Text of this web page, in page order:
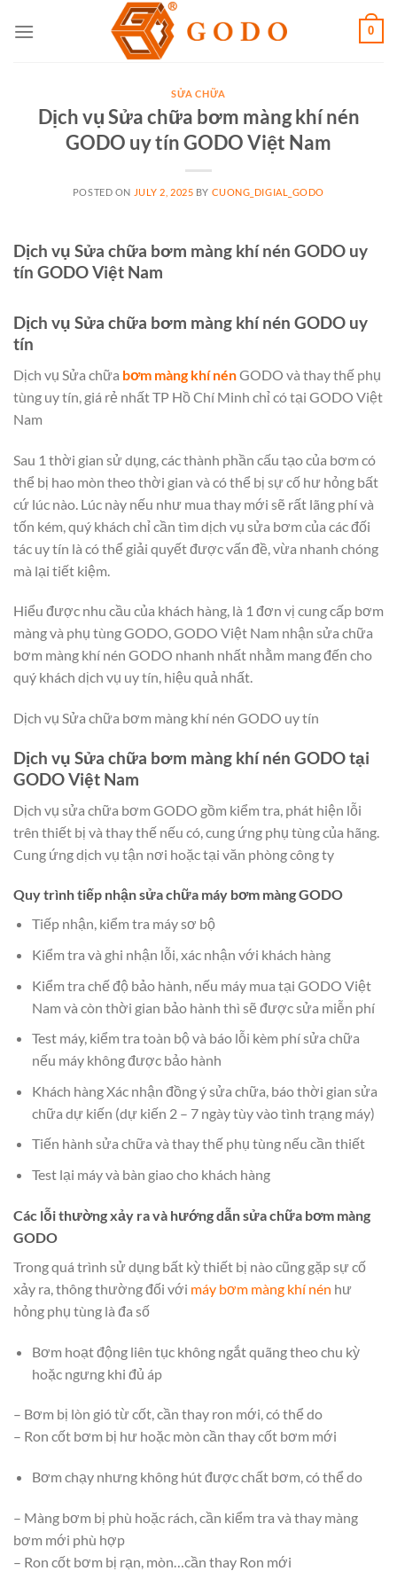
0
SỬA CHỮA
Dịch vụ Sửa chữa bơm màng khí nén
GODO uy tín GODO Việt Nam
POSTED ON JULY 2, 2025 BY CUONG_DIGIAL_GODO
Dịch vụ Sửa chữa bơm màng khí nén GODO uy
tín GODO Việt Nam
Dịch vụ Sửa chữa bơm màng khí nén GODO uy
tín
Dịch vụ Sửa chữa bơm màng khí nénGODO và thay thế phụ
tùng uy tín, giá rẻ nhất TP Hồ Chí Minh chỉ có tại GODO Việt
Nam
Sau 1 thời gian sử dụng, các thành phần cấu tạo của bơm có
thể bị hao mòn theo thời gian và có thể bị sự cố hư hỏng bất
cứ lúc nào. Lúc này nếu như mua thay mới sẽ rất lãng phí và
tốn kém, quý khách chỉ cần tìm dịch vụ sửa bơm của các đối
tác uy tín là có thể giải quyết được vấn đề, vừa nhanh chóng
mà lại tiết kiệm.
Hiểu được nhu cầu của khách hàng, là 1 đơn vị cung cấp bơm
màng và phụ tùng GODO, GODO Việt Nam nhận sửa chữa
bơm màng khí nén GODO nhanh nhất nhằm mang đến cho
quý khách dịch vụ uy tín, hiệu quả nhất.
Dịch vụ Sửa chữa bơm màng khí nén GODO uy tín
Dịch vụ Sửa chữa bơm màng khí nén GODO tại
GODO Việt Nam
Dịch vụ sửa chữa bơm GODO gồm kiểm tra, phát hiện lỗi
trên thiết bị và thay thế nếu có, cung ứng phụ tùng của hãng.
Cung ứng dịch vụ tận nơi hoặc tại văn phòng công ty
Quy trình tiếp nhận sửa chữa máy bơm màng GODO
Tiếp nhận, kiểm tra máy sơ bộ
Kiểm tra và ghi nhận lỗi, xác nhận với khách hàng
Kiểm tra chế độ bảo hành, nếu máy mua tại GODO Việt
Nam và còn thời gian bảo hành thì sẽ được sửa miễn phí
Test máy, kiểm tra toàn bộ và báo lỗi kèm phí sửa chữa
nếu máy không được bảo hành
Khách hàng Xác nhận đồng ý sửa chữa, báo thời gian sửa
chữa dự kiến (dự kiến 2 – 7 ngày tùy vào tình trạng máy)
Tiến hành sửa chữa và thay thế phụ tùng nếu cần thiết
Test lại máy và bàn giao cho khách hàng
Các lỗi thường xảy ra và hướng dẫn sửa chữa bơm màng
GODO
Trong quá trình sử dụng bất kỳ thiết bị nào cũng gặp sự cố
xảy ra, thông thường đối với máy bơm màng khí nén hư
hỏng phụ tùng là đa số
Bơm hoạt động liên tục không ngắt quãng theo chu kỳ
hoặc ngưng khi đủ áp
– Bơm bị lòn gió từ cốt, cần thay ron mới, có thể do
– Ron cốt bơm bị hư hoặc mòn cần thay cốt bơm mới
Bơm chạy nhưng không hút được chất bơm, có thể do
– Màng bơm bị phù hoặc rách, cần kiểm tra và thay màng
bơm mới phù hợp
– Ron cốt bơm bị rạn, mòn…cần thay Ron mới